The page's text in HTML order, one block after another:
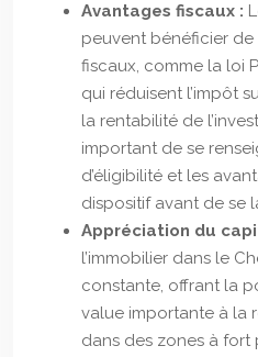
Avantages fiscaux :
peuvent bénéficier
fiscaux, comme la loi
qui réduisent l’impôt
la rentabilité de
important de se
d’éligibilité et les
dispositif avant de se
Appréciation du
l’immobilier dans le
constante, offrant la
value importante à la
dans des zones à